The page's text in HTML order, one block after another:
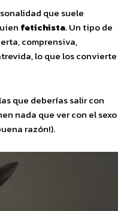
que suele
fetichista. Un tipo de
comprensiva,
lo que los convierte
que deberías salir con
nada que ver con el sexo
razón!).